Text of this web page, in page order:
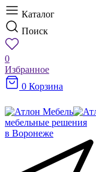
Каталог
Поиск
0
Избранное
0 Корзина
мебельные решения
в Воронеже